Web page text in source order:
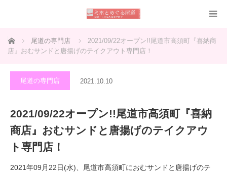
ホーム 尾道の専門店
2021/09/22オープン!!尾道市高須町『喜納商
店』おむサンドと唐揚げのテイクアウト専門店！
尾道の専門店 2021.10.10
2021/09/22オープン!!尾道市高須町『喜納
商店』おむサンドと唐揚げのテイクアウ
ト専門店！
2021年09月22日(水)、尾道市高須町におむサンドと唐揚げのテ